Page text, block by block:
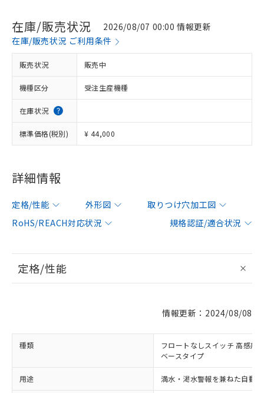
在庫/販売状況
2026/08/07 00:00 情報更新
在庫/販売状況 ご利用条件
販売状況 販売中
機種区分 受注生産機種
在庫状況
標準価格(税別) ¥ 44,000
詳細情報
定格/性能 外形図
取りつけ穴加工図
RoHS/REACH対応状況
規格認証/適合状況
定格/性能
情報更新：2024/08/08
種類
フロートなしスイッチ 高感度
ベースタイプ
用途 満水・渇水警報を兼ねた自動